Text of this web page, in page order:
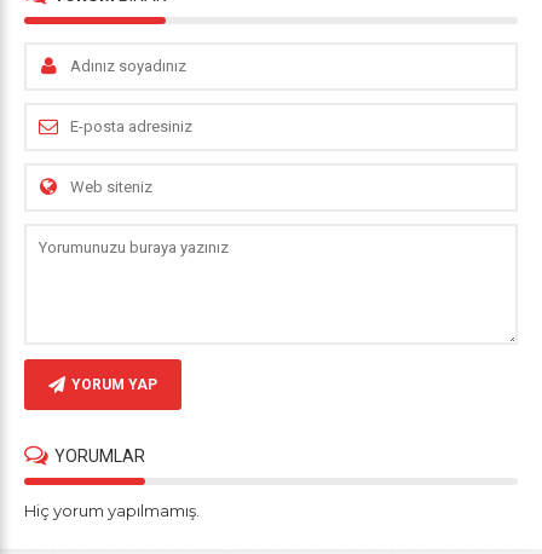
YORUM YAP
YORUMLAR
Hiç yorum yapılmamış.